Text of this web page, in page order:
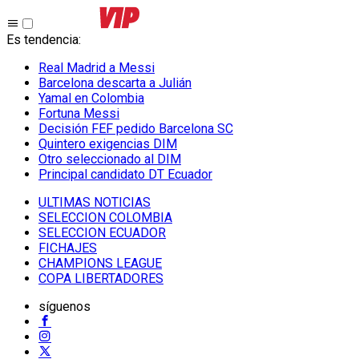
Es tendencia:
Real Madrid a Messi
Barcelona descarta a Julián
Yamal en Colombia
Fortuna Messi
Decisión FEF pedido Barcelona SC
Quintero exigencias DIM
Otro seleccionado al DIM
Principal candidato DT Ecuador
ULTIMAS NOTICIAS
SELECCION COLOMBIA
SELECCION ECUADOR
FICHAJES
CHAMPIONS LEAGUE
COPA LIBERTADORES
síguenos